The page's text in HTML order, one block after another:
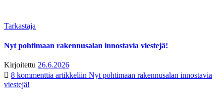
Tarkastaja
Nyt pohtimaan rakennusalan innostavia viestejä!
Kirjoitettu 26.6.2026
8 kommenttia artikkeliin Nyt pohtimaan rakennusalan innostavia
viestejä!